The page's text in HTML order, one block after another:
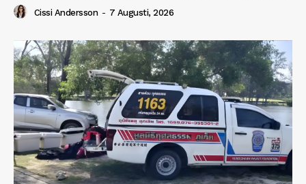
Cissi Andersson - 7 Augusti, 2026